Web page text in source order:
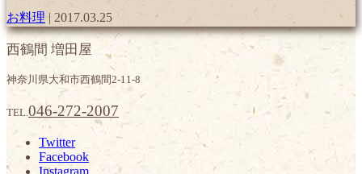
お料理 | 2017.03.25
西鶴間 増田屋
神奈川県大和市西鶴間2-11-8
TEL.046-272-2007
Twitter
Facebook